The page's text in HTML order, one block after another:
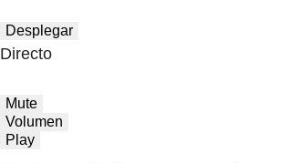
Desplegar
Directo
Mute
Volumen
Play